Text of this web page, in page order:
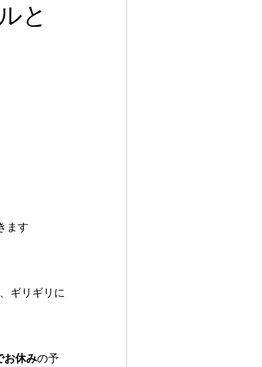
と
ます
ギリギリに
お休みの予